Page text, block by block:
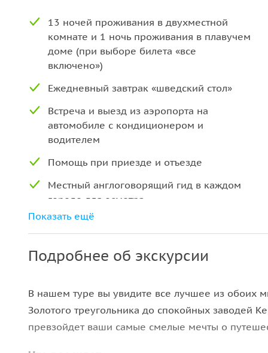
13 ночей проживания в двухместной
комнате и 1 ночь проживания в плавучем
доме (при выборе билета «все
включено»)
Ежедневный завтрак «шведский стол»
Встреча и выезд из аэропорта на
автомобиле с кондиционером и
водителем
Помощь при приезде и отъезде
Местный англоговорящий гид в каждом
городе для осмотра
достопримечательностей / гид,
англоговорящий водитель только в
Поездка на конной повозке в Тадж-
Махале
Поездка на джипе к форту Амбер в
Показать ещё
Подробнее об экскурсии
В нашем туре вы увидите все лучшее из обоих
Золотого треугольника до спокойных заводей
превзойдет ваши самые смелые мечты о